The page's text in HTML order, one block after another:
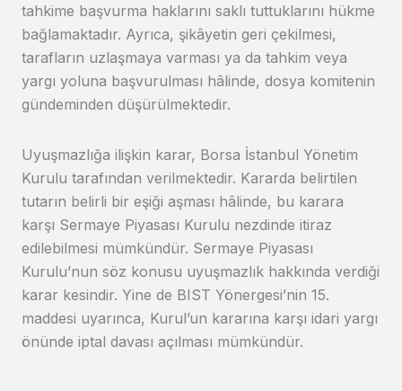
tahkime başvurma haklarını saklı tuttuklarını hükme
bağlamaktadır. Ayrıca, şikâyetin geri çekilmesi,
tarafların uzlaşmaya varması ya da tahkim veya
yargı yoluna başvurulması hâlinde, dosya komitenin
gündeminden düşürülmektedir.
Uyuşmazlığa ilişkin karar, Borsa İstanbul Yönetim
Kurulu tarafından verilmektedir. Kararda belirtilen
tutarın belirli bir eşiği aşması hâlinde, bu karara
karşı Sermaye Piyasası Kurulu nezdinde itiraz
edilebilmesi mümkündür. Sermaye Piyasası
Kurulu’nun söz konusu uyuşmazlık hakkında verdiği
karar kesindir. Yine de BIST Yönergesi’nin 15.
maddesi uyarınca, Kurul’un kararına karşı idari yargı
önünde iptal davası açılması mümkündür.